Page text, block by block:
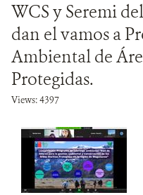
WCS y Seremi
dan el vamos a
Ambiental de
Protegidas.
Views: 4397